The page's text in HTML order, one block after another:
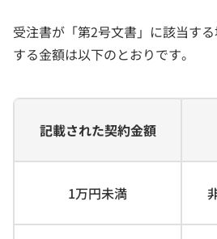
受注書が「第2号文書」に該当す
する金額は以下のとおりです。
記載された契約金額
1万円未満